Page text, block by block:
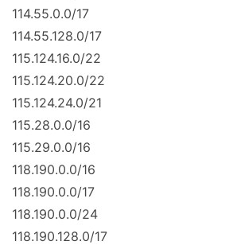
114.55.0.0/17
114.55.128.0/17
115.124.16.0/22
115.124.20.0/22
115.124.24.0/21
115.28.0.0/16
115.29.0.0/16
118.190.0.0/16
118.190.0.0/17
118.190.0.0/24
118.190.128.0/17